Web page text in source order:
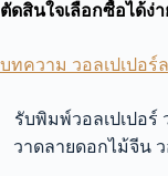
ตัดสินใจเลือกซื้อได้ง่
บทความ วอลเปเปอร์
รับพิมพ์วอลเปเปอร์
วาดลายดอกไม้จีน